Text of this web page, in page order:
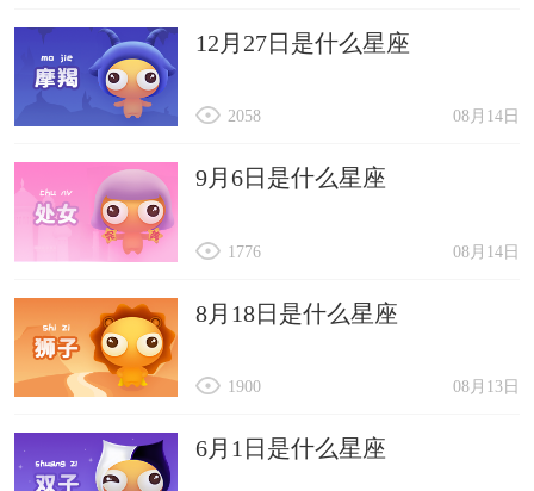
12月27日是什么星座
08月14日
2058
9月6日是什么星座
08月14日
1776
8月18日是什么星座
08月13日
1900
6月1日是什么星座